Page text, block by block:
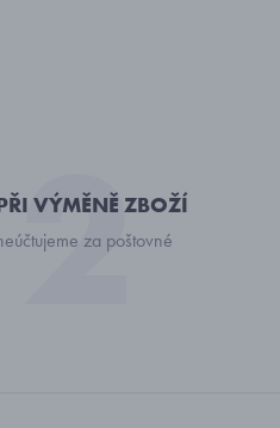
VÝMĚNĚ ZBOŽÍ
za poštovné